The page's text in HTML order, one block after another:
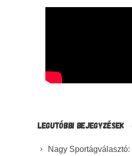
LEGUTÓBBI BEJEGYZÉSEK
Nagy